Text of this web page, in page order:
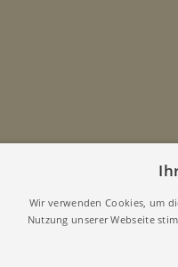
Wir verwenden Cookies, um
Nutzung unserer Webseite